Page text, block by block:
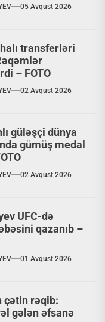
05 Avqust 2026
transferləri
– FOTO
02 Avqust 2026
güləşçi dünya
gümüş medal
02 Avqust 2026
UFC-də
qazanıb –
01 Avqust 2026
çətin rəqib:
gələn əfsanə